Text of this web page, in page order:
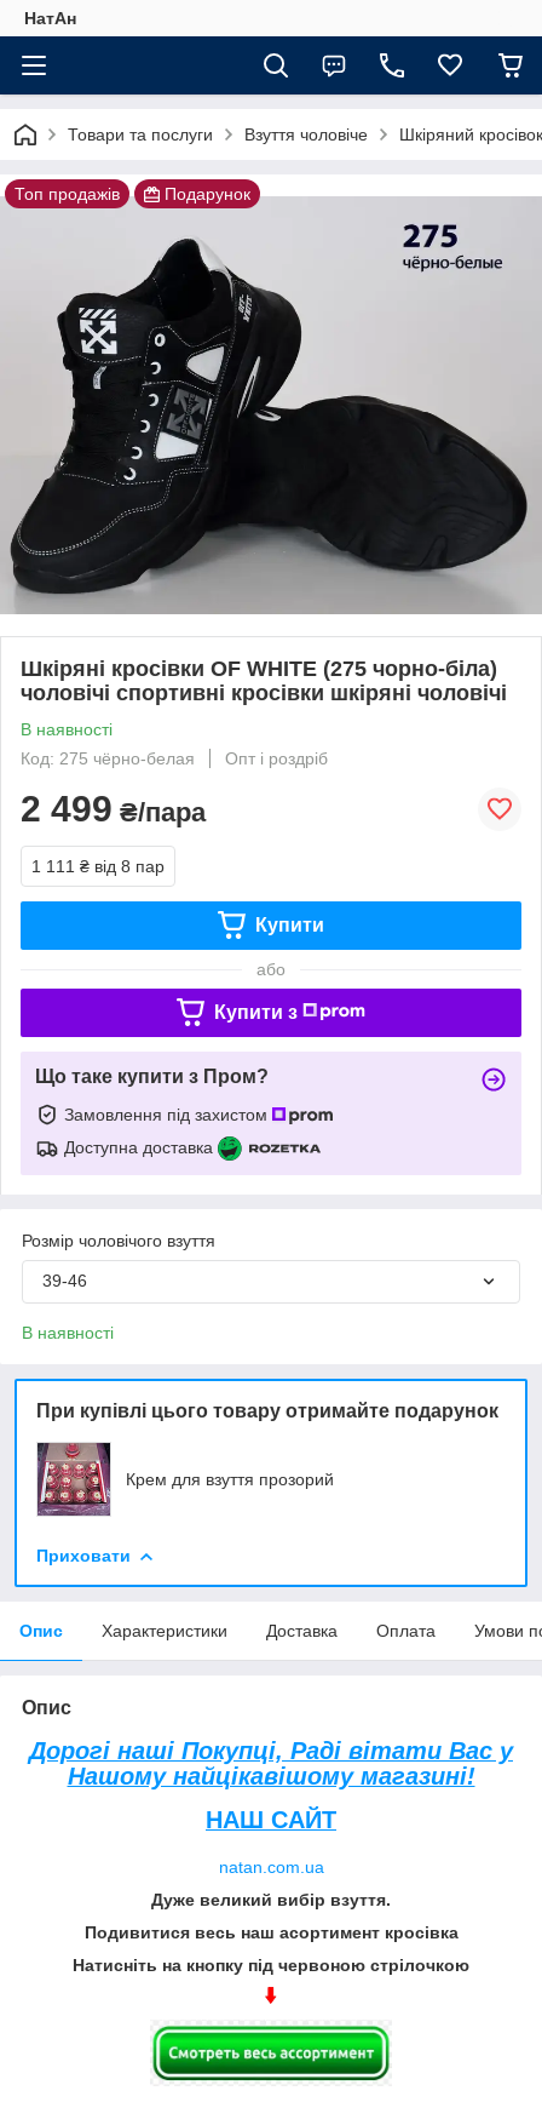
НатАн
Товари та послуги Взуття чоловіче Шкіряний
Топ продажів Подарунок
Шкіряні кросівки OF WHITE (275 чорно-біла)
чоловічі спортивні кросівки шкіряні чоловічі
В наявності
Код: 275 чёрно-белая
Опт і роздріб
2 499 ₴/пара
1 111 ₴ від 8 пар
Купити
або
Купити з
Що таке купити з Пром?
Замовлення під захистом
Доступна доставка
Розмір чоловічого взуття
39-46
В наявності
При купівлі цього товару отримайте подарунок
Крем для взуття прозорий
Приховати
Опис Характеристики Доставка Оплата Умови
Опис
Дорогі наші Покупці, Раді вітати Вас у
Нашому найцікавішому магазині!
НАШ САЙТ
natan.com.ua
Дуже великий вибір взуття.
Подивитися весь наш асортимент кросівка
Натисніть на кнопку під червоною стрілочкою